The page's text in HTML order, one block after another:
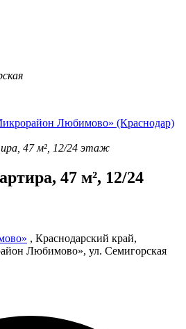
Любимово» (Краснодар)
47 м², 12/24 этаж
47 м², 12/24
, Краснодарский край,
Любимово», ул. Семигорская